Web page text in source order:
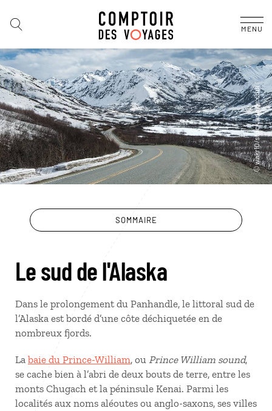
MENU
SOMMAIRE
Le sud de l'Alaska
Dans le prolongement du Panhandle, le littoral sud de
l’Alaska est bordé d’une côte déchiquetée en de
nombreux fjords.
La baie du Prince-William, ou Prince William sound,
se cache bien à l’abri de deux bouts de terre, entre les
monts Chugach et la péninsule Kenai. Parmi les
localités aux noms aléoutes ou anglo-saxons, ses villes